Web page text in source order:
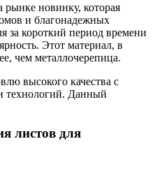
рынке новинку, которая
и благонадежных
за короткий период времени
Этот материал, в
чем металлочерепица.
высокого качества с
технологий. Данный
листов для